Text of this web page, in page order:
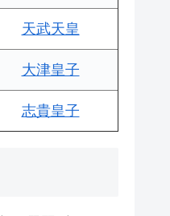
天武天皇
大津皇子
志貴皇子